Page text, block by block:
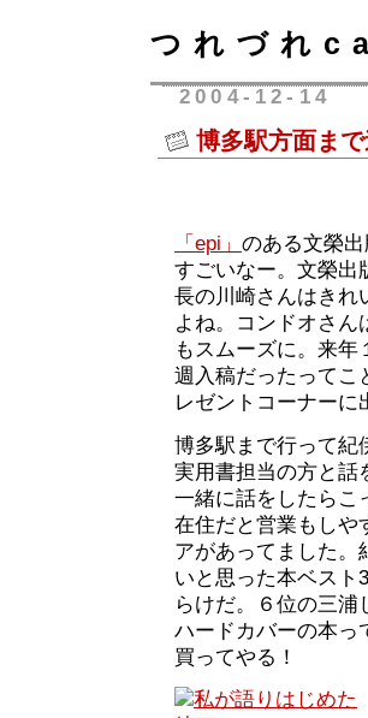
つれづれ
2004-12-14
博多駅方面ま
「epi」 のある文榮
すごいなー。文榮出
長の川崎さんはきれ
よね。コンドオさん
もスムーズに。来
週入稿だったってこ
レゼントコーナーに
博多駅まで行って紀
実用書担当の方と話
一緒に話をしたらこ
在住だと営業もしや
アがあってました。
いと思った本ベスト
らけだ。６位の三
ハードカバーの本っ
買ってやる！